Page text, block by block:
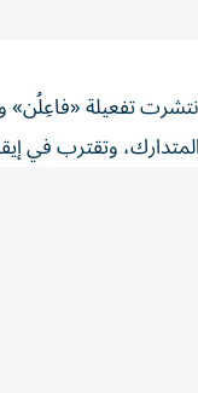
تفعيلة
وتقترب في
ومرونتها في